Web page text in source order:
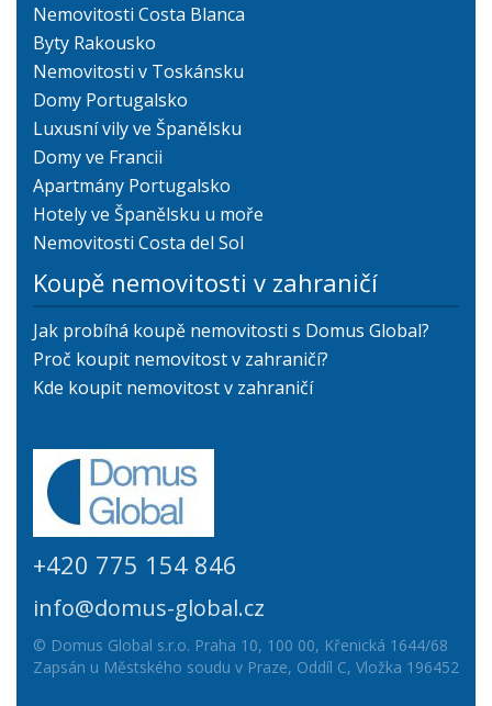
Nemovitosti Costa Blanca
Byty Rakousko
Nemovitosti v Toskánsku
Domy Portugalsko
Luxusní vily ve Španělsku
Domy ve Francii
Apartmány Portugalsko
Hotely ve Španělsku u moře
Nemovitosti Costa del Sol
Koupě nemovitosti v zahraničí
Jak probíhá koupě nemovitosti s Domus Global?
Proč koupit nemovitost v zahraničí?
Kde koupit nemovitost v zahraničí
+420 775 154 846
info@domus-global.cz
© Domus Global s.r.o. Praha 10, 100 00, Křenická 1644/68
Zapsán u Městského soudu v Praze, Oddíl C, Vložka 196452